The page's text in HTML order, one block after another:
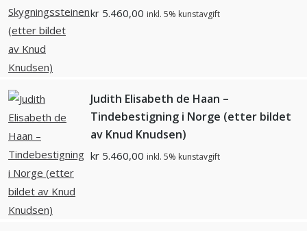
kr 5.460,00 inkl. 5% kunstavgift
Judith Elisabeth de Haan –
Tindebestigning i Norge (etter bildet
av Knud Knudsen)
kr 5.460,00 inkl. 5% kunstavgift